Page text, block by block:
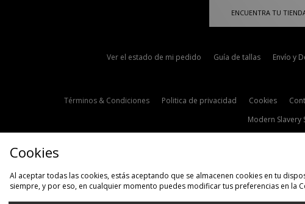
ENCUENTRA TU
Ver el estado de mi pedido Guía de tallas Envío y
Términos & Condiciones Politica de privacidad Cookies
Modern Slavery
Cookies
Al aceptar todas las cookies, estás aceptando que se almacenen cookies en tu
siempre, y por eso, en cualquier momento puedes modificar tus preferencias en la